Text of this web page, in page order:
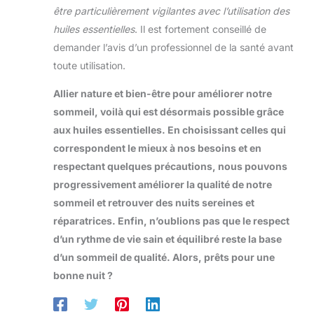
être particulièrement vigilantes avec l’utilisation des
huiles essentielles. Il est fortement conseillé de
demander l’avis d’un professionnel de la santé avant
toute utilisation.
Allier nature et bien-être pour améliorer notre
sommeil, voilà qui est désormais possible grâce
aux huiles essentielles. En choisissant celles qui
correspondent le mieux à nos besoins et en
respectant quelques précautions, nous pouvons
progressivement améliorer la qualité de notre
sommeil et retrouver des nuits sereines et
réparatrices. Enfin, n’oublions pas que le respect
d’un rythme de vie sain et équilibré reste la base
d’un sommeil de qualité. Alors, prêts pour une
bonne nuit ?